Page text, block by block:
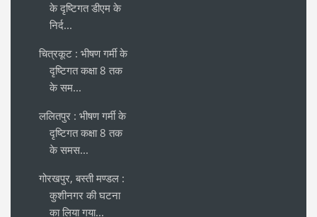
के दृष्टिगत डीएम के
निर्द...
चित्रकूट : भीषण गर्मी के
दृष्टिगत कक्षा 8 तक
के सम...
ललितपुर : भीषण गर्मी के
दृष्टिगत कक्षा 8 तक
के समस...
गोरखपुर, बस्ती मण्डल :
कुशीनगर की घटना
का लिया गया...